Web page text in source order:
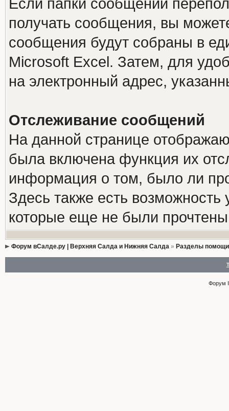
Если папки сообщений
получать сообщения, вы
сообщения будут собраны в
Microsoft Excel. Затем, для
на электронный адрес,
Отслеживание сообщений
На данной странице
была включена функция их
информация о том, было ли
Здесь также есть
которые еще не были
Форум вСалде.ру | Верхняя Салда и Нижняя Салда» Разделы
Форум